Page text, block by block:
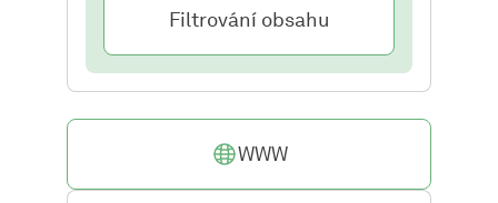
Filtrování obsahu
WWW